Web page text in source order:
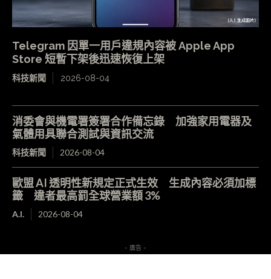
Telegram 因單一用戶違規內容被 Apple App
Store 短暫下架後迅速恢復上架
科技新聞 2026-08-04
消委會與機電署簽署合作備忘錄 加強家用電器及
氣體用具聯合測試與資訊交流
科技新聞 2026-08-04
歐盟 AI 透明性新規定正式生效 生成內容必須加標
籤 違者最高罰全球營業額 3%
A.I. 2026-08-04
- 廣告 -